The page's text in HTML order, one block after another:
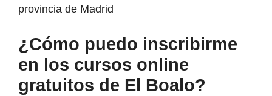
provincia de Madrid
¿Cómo puedo inscribirme
en los cursos online
gratuitos de El Boalo?